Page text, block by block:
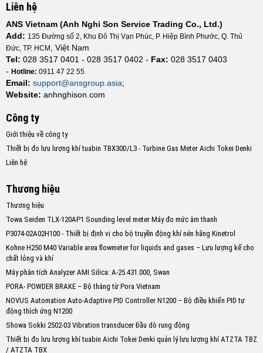
Liên hệ
ANS Vietnam (Anh Nghi Son Service Trading Co., Ltd.)
Add: 135 Đường số 2, Khu Đô Thị Vạn Phúc, P. Hiệp Bình Phước, Q. Thủ
Đức, TP. HCM
, Việt Nam
Tel: 028 3517 0401 - 028 3517 0402 - Fax: 028 3517 0403
- Hotline: 0911 47 22 55
Email: support@ansgroup.asia;
Website: anhnghison.com
Công ty
Giới thiệu về công ty
Thiết bị đo lưu lượng khí tuabin TBX30D/L3 - Turbine Gas Meter Aichi Tokei Denki
Liên hệ
Thương hiệu
Thương hiệu
Towa Seiden TLX-120AP1 Sounding level meter Máy đo mức âm thanh
P3074-02A02H100 - Thiết bị định vị cho bộ truyền động khí nén hãng Kinetrol
Kohne H250 M40 Variable area flowmeter for liquids and gases – Lưu lượng kế cho
chất lỏng và khí
Máy phân tích Analyzer AMI Silica: A-25.431.000, Swan
PORA- POWDER BRAKE – Bộ thắng từ Pora Vietnam
NOVUS Automation Auto-Adaptive PID Controller N1200 – Bộ điều khiển PID tự
động thích ứng N1200
Showa Sokki 2502-03 Vibration transducer Đầu dò rung động
Thiết bị đo lưu lượng khí tuabin Aichi Tokei Denki quản lý lưu lượng khí ATZTA TBZ
/ ATZTA TBX